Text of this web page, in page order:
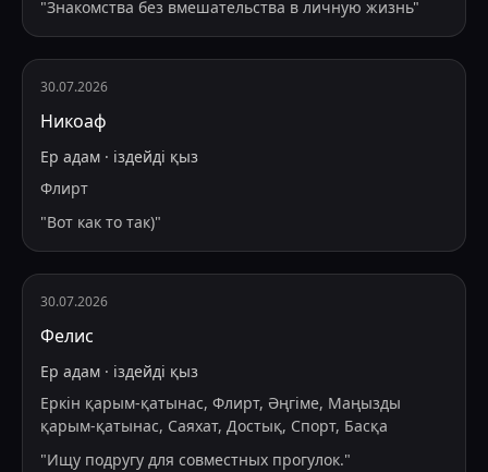
"Знакомства без вмешательства в личную жизнь"
30.07.2026
Никоаф
Ер адам · іздейді қыз
Флирт
"Вот как то так)"
30.07.2026
Фелис
Ер адам · іздейді қыз
Еркін қарым-қатынас, Флирт, Әңгіме, Маңызды
қарым-қатынас, Саяхат, Достық, Спорт, Басқа
"Ищу подругу для совместных прогулок."